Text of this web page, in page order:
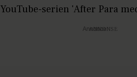
serien 'After Para
Annonce